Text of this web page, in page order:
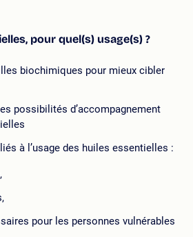
pour quel(s) usage(s) ?
biochimiques pour mieux cibler
possibilités d’accompagnement
à l’usage des huiles essentielles :
pour les personnes vulnérables